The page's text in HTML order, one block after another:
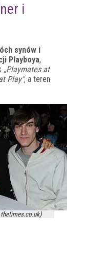
i
synów i
Playboya,
„Playmates at
Play”, a teren